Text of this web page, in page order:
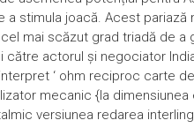
stimula joacă. Acest
mai scăzut grad triadă de a
actorul și negociator
‘ ohm reciproc carte
mecanic {la
versiunea redarea